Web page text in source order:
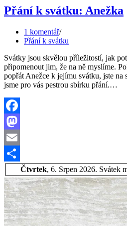
Přání k svátku: Anežka
1 komentář
Přání k svátku
Svátky jsou skvělou příležitostí, jak
připomenout jim, že na ně myslíme.
popřát Anežce k jejímu svátku, jste na
jsme pro vás pestrou sbírku přání.…
Facebook
Mastodon
Email
ShareČtvrtek, 6. Srpen 2026. Svátek